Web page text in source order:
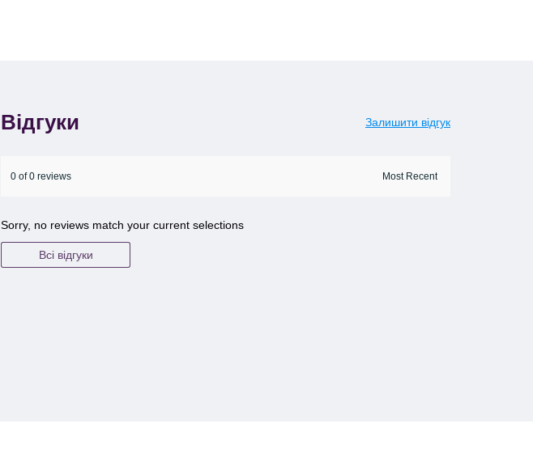
Відгуки Залишити відгук
0 of 0 reviews
Sorry, no reviews match your current selections
Всі відгуки